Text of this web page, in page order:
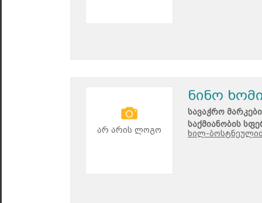
არ არის ლოგო
ნინო
სავაჭრო
საქმიანობის
ხილ-